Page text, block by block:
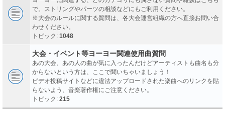
で。ストリングやパーツの相談などにもご利用ください。
※大会のルールに関する質問は、各大会運営組織の方へ直接お問い合
わせください。
トピック: 1048
大会・イベント等ヨーヨー関連使用曲質問
あの大会、あの人の曲が気に入ったんだけどアーティストも曲名も分
からないという方は、ここで聞いちゃいましょう！
ビデオ投稿サイトなどに違法アップロードされた楽曲へのリンクを貼
らないよう、音楽著作権にご注意ください。
トピック: 215